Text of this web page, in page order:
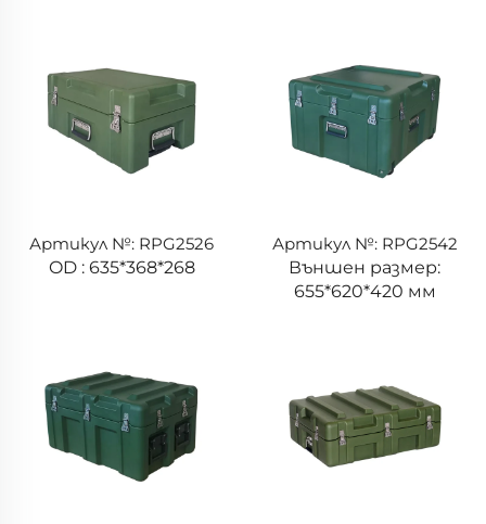
Артикул №: RPG2526
OD : 635*368*268
Артикул №: RPG2542
Външен размер:
655*620*420 мм